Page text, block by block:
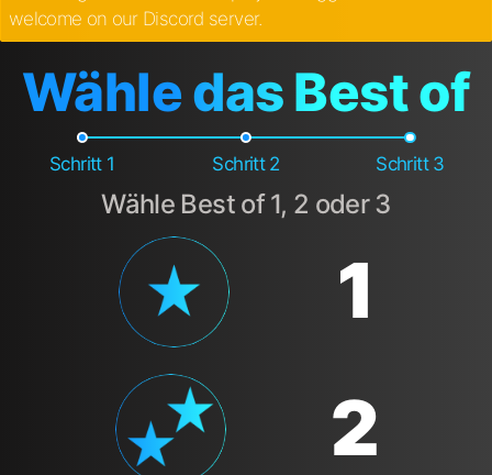
welcome on our Discord server.
Wähle das Best of
Schritt 1 Schritt 2 Schritt 3
Wähle Best of 1, 2 oder 3
1
2